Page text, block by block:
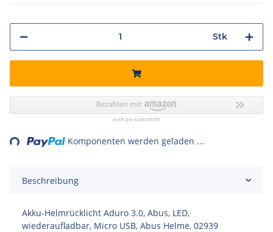
Stk
Komponenten werden geladen ...
Beschreibung
Akku-Helmrücklicht Aduro 3.0, Abus, LED,
wiederaufladbar, Micro USB, Abus Helme, 02939